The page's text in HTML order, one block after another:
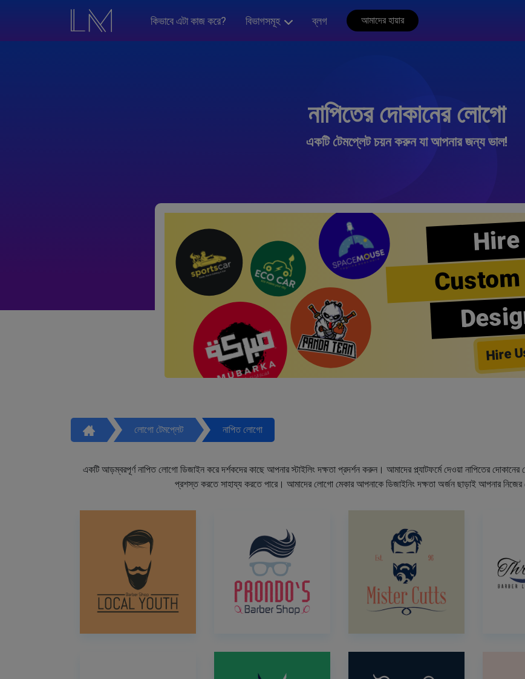
কিভাবে এটা কাজ করে? বিভাগসমূহ ব্লগ আমাদের হায়ার
নাপিতের দোকানের লোগো
একটি টেমপ্লেট চয়ন করুন যা আপনার জন্য ভাল!
Hire
Hire
লোগো টেমপ্লেট নাপিত লোগো
একটি আড়ম্বরপূর্ণ নাপিত লোগো ডিজাইন করে দর্শকদের কাছে আপনার স্টাইলিং দক্ষতা প্রদর্শন করুন। আমাদের প্ল্যাটফর্মে দেওয়া নাপিতের
প্রশস্ত করতে সাহায্য করতে পারে। আমাদের লোগো মেকার আপনাকে ডিজাইনিং দক্ষতা অর্জন ছাড়াই আপনার